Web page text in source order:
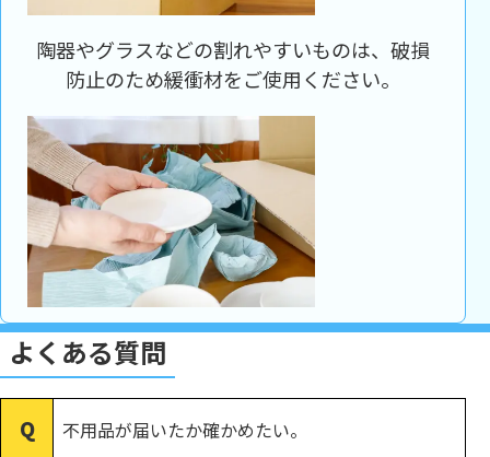
陶器やグラスなどの割れやすいものは、破損
防止のため緩衝材をご使用ください。
よくある質問
不用品が届いたか確かめたい。